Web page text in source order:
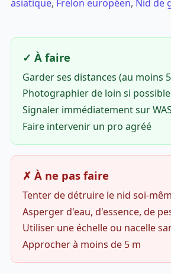
asiatique, Frelon européen, Nid de
✓ À faire
Garder ses distances (au moins
Photographier de loin si possible
Signaler immédiatement sur
Faire intervenir un pro agréé
✗ À ne pas faire
Tenter de détruire le nid soi-
Asperger d'eau, d'essence, de
Utiliser une échelle ou nacelle
Approcher à moins de 5 m